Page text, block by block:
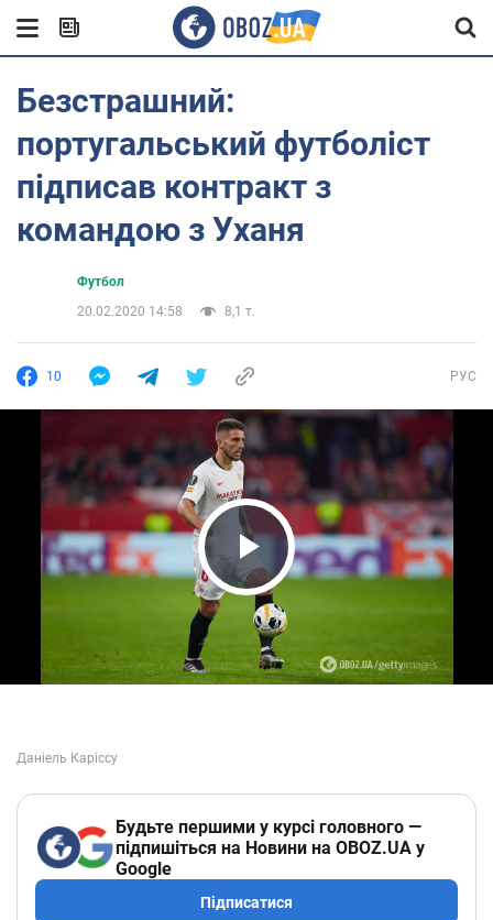
Безстрашний:
португальський футболіст
підписав контракт з
командою з Уханя
Футбол
20.02.2020 14:58
8,1 т.
10 РУС
Play Video
Будьте першими у курсі головного —
підпишіться на Новини на OBOZ.UA у
Google
Підписатися